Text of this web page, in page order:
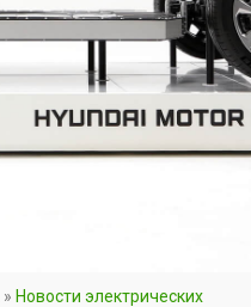
» Новости электрических